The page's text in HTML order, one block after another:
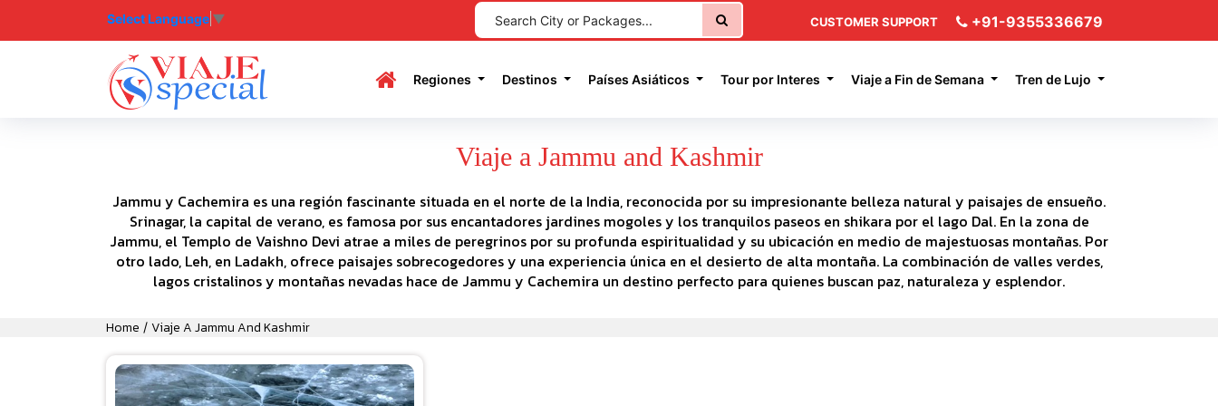
Select Language ▼ CUSTOMER SUPPORT +91-9355336679
(current)
Regiones Destinos Países Asiáticos Tour por Interes Viaje a Fin de Semana Tren de Lujo
Viaje a Jammu and Kashmir
Jammu y Cachemira es una región fascinante situada en el norte de la India, reconocida por su impresionante belleza natural y paisajes de ensueño.
Srinagar, la capital de verano, es famosa por sus encantadores jardines mogoles y los tranquilos paseos en shikara por el lago Dal. En la zona de
Jammu, el Templo de Vaishno Devi atrae a miles de peregrinos por su profunda espiritualidad y su ubicación en medio de majestuosas montañas. Por
otro lado, Leh, en Ladakh, ofrece paisajes sobrecogedores y una experiencia única en el desierto de alta montaña. La combinación de valles verdes,
lagos cristalinos y montañas nevadas hace de Jammu y Cachemira un destino perfecto para quienes buscan paz, naturaleza y esplendor.
Home / Viaje A Jammu And Kashmir